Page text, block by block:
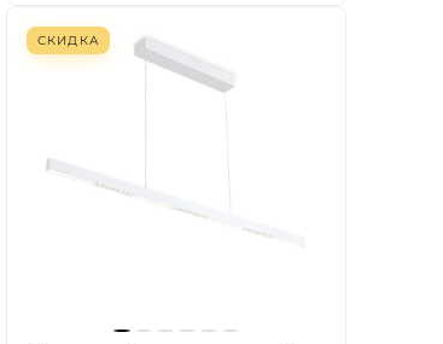
СКИДКА